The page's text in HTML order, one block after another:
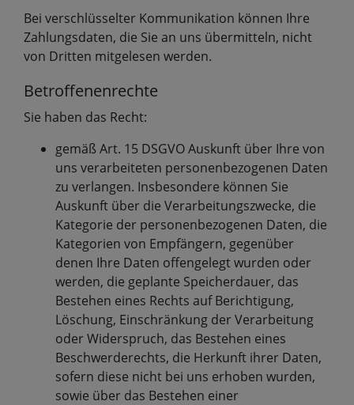
Bei verschlüsselter Kommunikation können Ihre
Zahlungsdaten, die Sie an uns übermitteln, nicht
von Dritten mitgelesen werden.
Betroffenenrechte
Sie haben das Recht:
gemäß Art. 15 DSGVO Auskunft über Ihre von
uns verarbeiteten personenbezogenen Daten
zu verlangen. Insbesondere können Sie
Auskunft über die Verarbeitungszwecke, die
Kategorie der personenbezogenen Daten, die
Kategorien von Empfängern, gegenüber
denen Ihre Daten offengelegt wurden oder
werden, die geplante Speicherdauer, das
Bestehen eines Rechts auf Berichtigung,
Löschung, Einschränkung der Verarbeitung
oder Widerspruch, das Bestehen eines
Beschwerderechts, die Herkunft ihrer Daten,
sofern diese nicht bei uns erhoben wurden,
sowie über das Bestehen einer